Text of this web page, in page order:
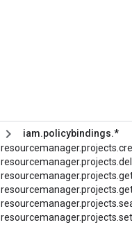
iam.policybindings.*
resourcemanager.projects.
resourcemanager.projects.
resourcemanager.projects.
resourcemanager.projects.
resourcemanager.projects.